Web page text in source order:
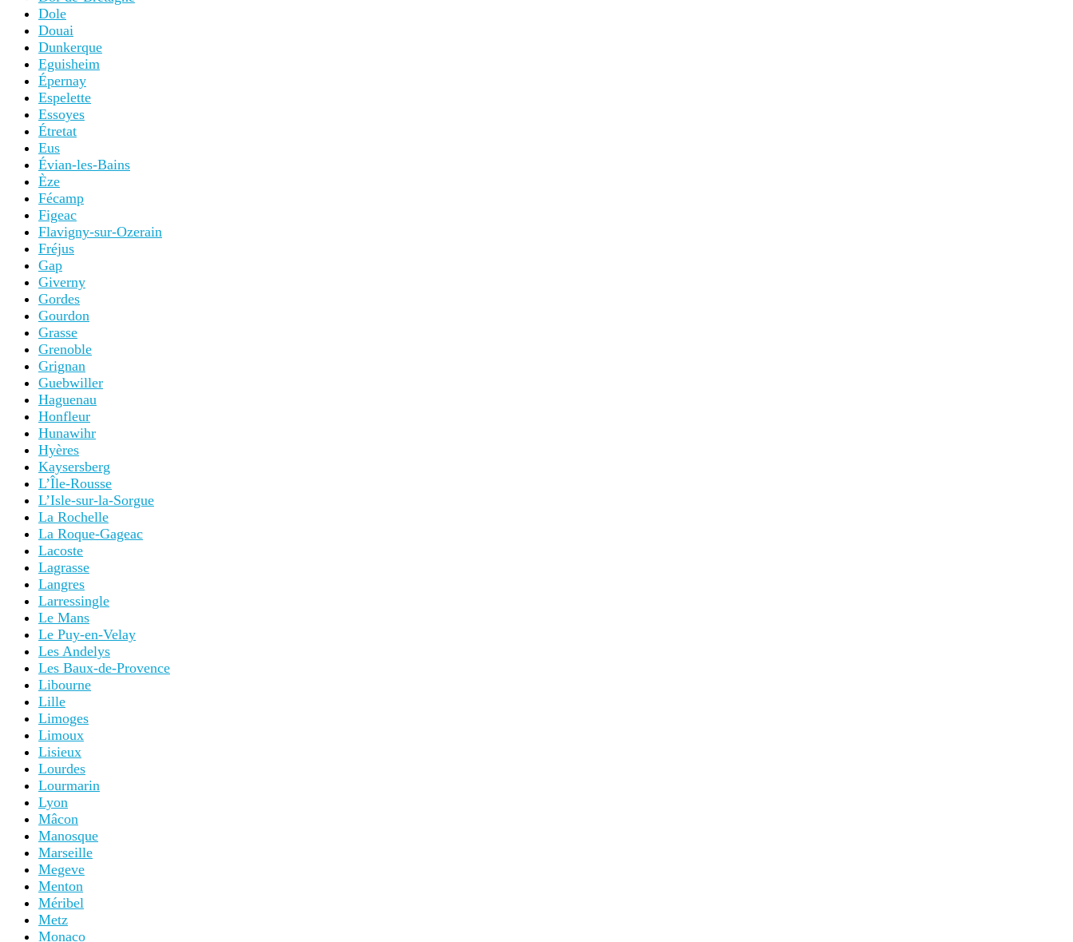
Dole
Douai
Dunkerque
Eguisheim
Épernay
Espelette
Essoyes
Étretat
Eus
Évian-les-Bains
Èze
Fécamp
Figeac
Flavigny-sur-Ozerain
Fréjus
Gap
Giverny
Gordes
Gourdon
Grasse
Grenoble
Grignan
Guebwiller
Haguenau
Honfleur
Hunawihr
Hyères
Kaysersberg
L’Île-Rousse
L’Isle-sur-la-Sorgue
La Rochelle
La Roque-Gageac
Lacoste
Lagrasse
Langres
Larressingle
Le Mans
Le Puy-en-Velay
Les Andelys
Les Baux-de-Provence
Libourne
Lille
Limoges
Limoux
Lisieux
Lourdes
Lourmarin
Lyon
Mâcon
Manosque
Marseille
Megeve
Menton
Méribel
Metz
Monaco